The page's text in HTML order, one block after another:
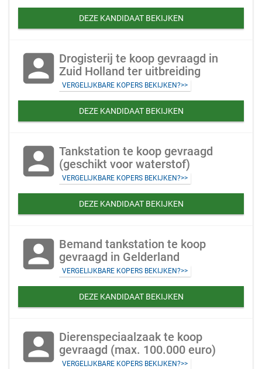
DEZE KANDIDAAT BEKIJKEN
account_box Drogisterij te koop gevraagd in
Zuid Holland ter uitbreiding
VERGELIJKBARE KOPERS BEKIJKEN?>>
DEZE KANDIDAAT BEKIJKEN
account_box Tankstation te koop gevraagd
(geschikt voor waterstof)
VERGELIJKBARE KOPERS BEKIJKEN?>>
DEZE KANDIDAAT BEKIJKEN
account_box Bemand tankstation te koop
gevraagd in Gelderland
VERGELIJKBARE KOPERS BEKIJKEN?>>
DEZE KANDIDAAT BEKIJKEN
account_box Dierenspeciaalzaak te koop
gevraagd (max. 100.000 euro)
VERGELIJKBARE KOPERS BEKIJKEN?>>